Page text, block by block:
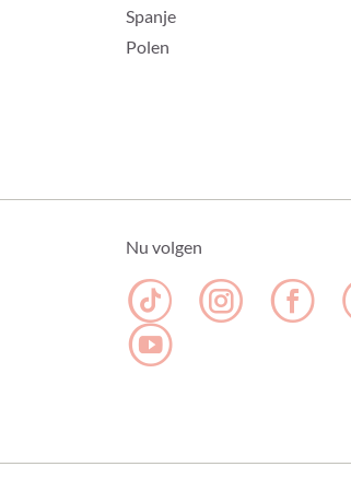
Spanje
Polen
Nu volgen